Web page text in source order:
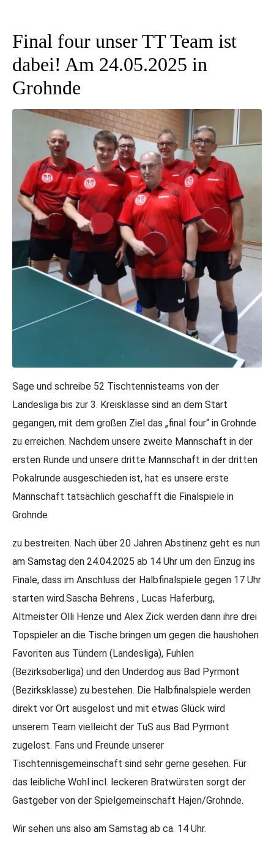
Final four unser TT Team ist
dabei! Am 24.05.2025 in
Grohnde
Sage und schreibe 52 Tischtennisteams von der
Landesliga bis zur 3. Kreisklasse sind an dem Start
gegangen, mit dem großen Ziel das „final four“ in Grohnde
zu erreichen. Nachdem unsere zweite Mannschaft in der
ersten Runde und unsere dritte Mannschaft in der dritten
Pokalrunde ausgeschieden ist, hat es unsere erste
Mannschaft tatsächlich geschafft die Finalspiele in
Grohnde
zu bestreiten. Nach über 20 Jahren Abstinenz geht es nun
am Samstag den 24.04.2025 ab 14 Uhr um den Einzug ins
Finale, dass im Anschluss der Halbfinalspiele gegen 17 Uhr
starten wird.Sascha Behrens , Lucas Haferburg,
Altmeister Olli Henze und Alex Zick werden dann ihre drei
Topspieler an die Tische bringen um gegen die haushohen
Favoriten aus Tündern (Landesliga), Fuhlen
(Bezirksoberliga) und den Underdog aus Bad Pyrmont
(Bezirksklasse) zu bestehen. Die Halbfinalspiele werden
direkt vor Ort ausgelost und mit etwas Glück wird
unserem Team vielleicht der TuS aus Bad Pyrmont
zugelost. Fans und Freunde unserer
Tischtennisgemeinschaft sind sehr gerne gesehen. Für
das leibliche Wohl incl. leckeren Bratwürsten sorgt der
Gastgeber von der Spielgemeinschaft Hajen/Grohnde.
Wir sehen uns also am Samstag ab ca. 14 Uhr.